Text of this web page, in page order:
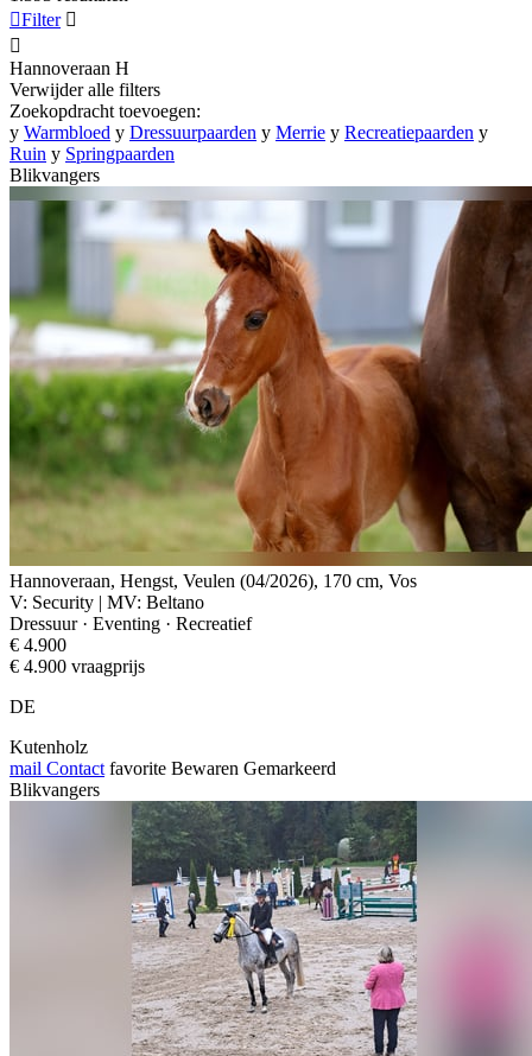
Filter 

Hannoveraan H
Verwijder alle filters
Zoekopdracht toevoegen:
y Warmbloed y Dressuurpaarden y Merrie y Recreatiepaarden y
Ruin y Springpaarden
Blikvangers
Hannoveraan, Hengst, Veulen (04/2026), 170 cm, Vos
V: Security | MV: Beltano
Dressuur · Eventing · Recreatief
€ 4.900
€ 4.900 vraagprijs
DE
Kutenholz
mail Contact favorite Bewaren Gemarkeerd
Blikvangers